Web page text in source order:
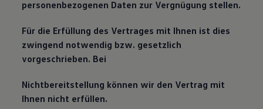
personenbezogenen Daten zur Vergnügung stellen.
Für die Erfüllung des Vertrages mit Ihnen ist dies
zwingend notwendig bzw. gesetzlich
vorgeschrieben. Bei
Nichtbereitstellung können wir den Vertrag mit
Ihnen nicht erfüllen.